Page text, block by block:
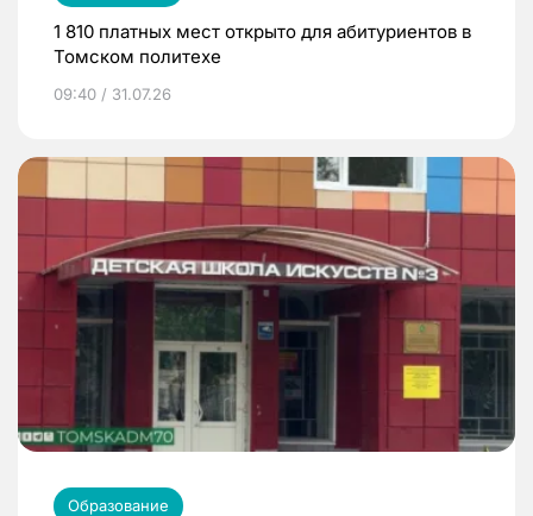
1 810 платных мест открыто для абитуриентов в
Томском политехе
09:40 / 31.07.26
Образование